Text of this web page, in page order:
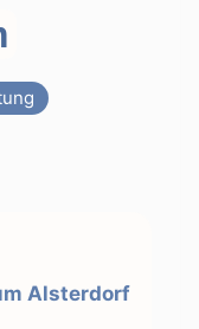
Alsterdorf